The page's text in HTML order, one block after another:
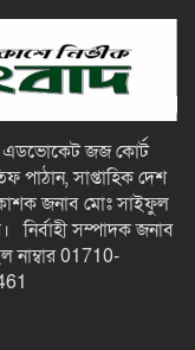
nel mondo
Honeybetz
High-Stake-
Live Dealer
– AR Get
– Lotterie Und
এডভোকেট জজ কোর্ট
সাপ্তাহিক দেশ
জনাব মোঃ সাইফুল
সম্পাদক জনাব
01710-